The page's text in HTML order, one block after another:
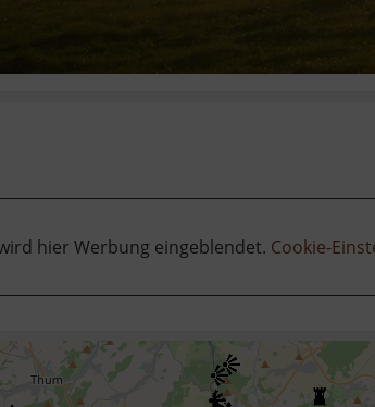
hier Werbung eingeblendet. Cookie-